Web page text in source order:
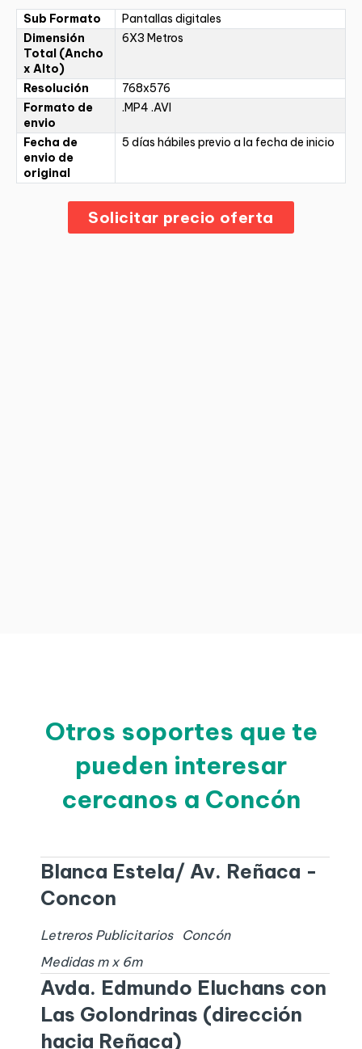
Sub Formato
Pantallas digitales
Dimensión
Total (Ancho
x Alto)
6X3 Metros
Resolución
768x576
Formato de
envio
.MP4 .AVI
Fecha de
envio de
original
5 días hábiles previo a la fecha de inicio
Solicitar precio oferta
Otros soportes que te
pueden interesar
cercanos a Concón
Blanca Estela/ Av. Reñaca -
Concon
Letreros Publicitarios
Concón
Medidas m x 6m
Avda. Edmundo Eluchans con
Las Golondrinas (dirección
hacia Reñaca)